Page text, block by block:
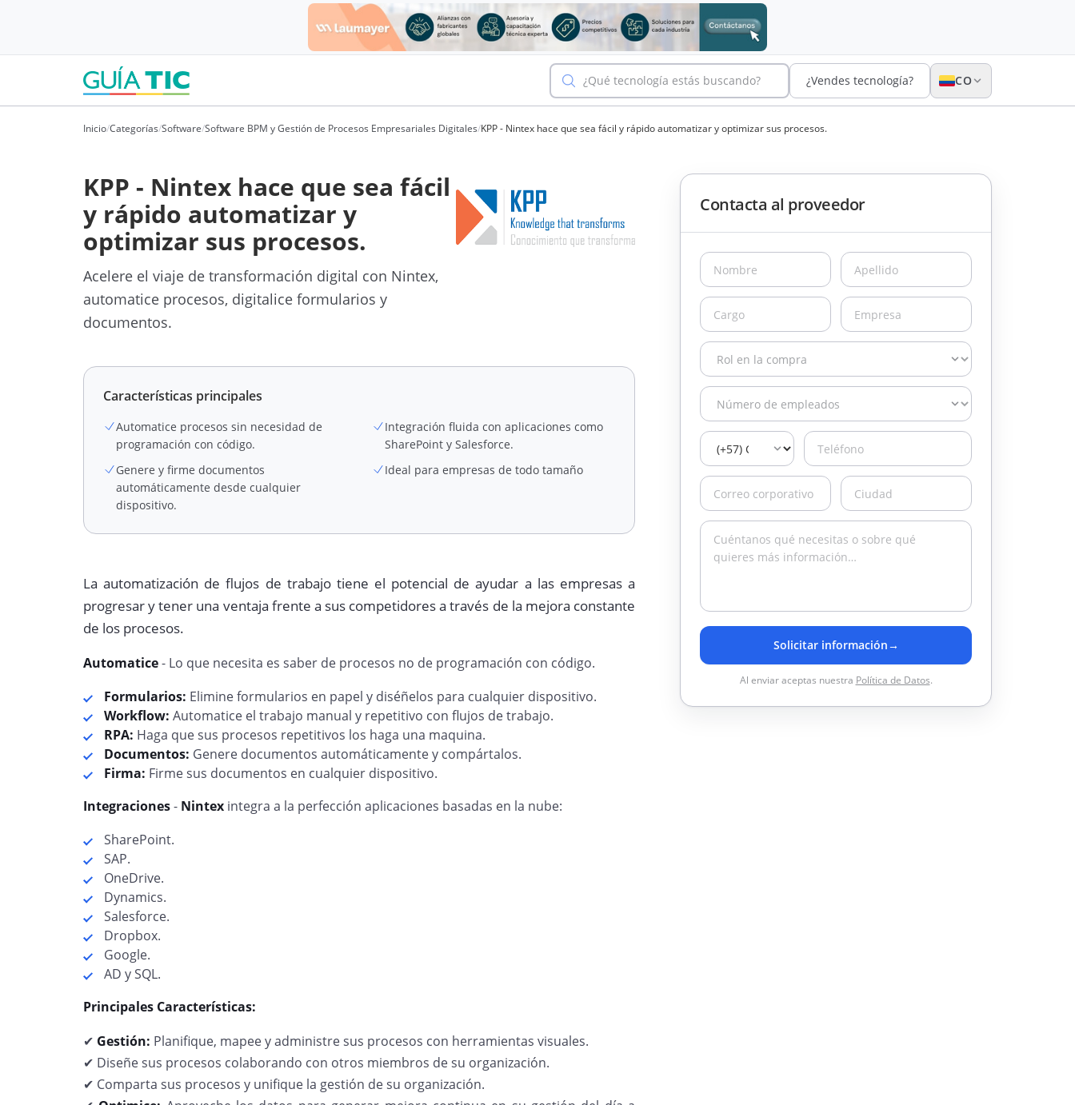
¿Qué tecnología estás buscando? ¿Vendes tecnología? CO
Inicio/Categorías/Software/Software BPM y Gestión de Procesos Empresariales Digitales/KPP - Nintex hace que sea fácil y rápido automatizar y optimizar sus procesos.
KPP - Nintex hace que sea fácil
y rápido automatizar y
optimizar sus procesos.
Acelere el viaje de transformación digital con Nintex,
automatice procesos, digitalice formularios y
documentos.
Características principales
Automatice procesos sin necesidad de
programación con código.
Integración fluida con aplicaciones como
SharePoint y Salesforce.
Genere y firme documentos
automáticamente desde cualquier
dispositivo.
Ideal para empresas de todo tamaño
La automatización de flujos de trabajo tiene el potencial de ayudar a las empresas a
progresar y tener una ventaja frente a sus competidores a través de la mejora constante
de los procesos.
Automatice- Lo que necesita es saber de procesos no de programación con código.
Formularios: Elimine formularios en papel y diséñelos para cualquier dispositivo.
Workflow: Automatice el trabajo manual y repetitivo con flujos de trabajo.
RPA: Haga que sus procesos repetitivos los haga una maquina.
Documentos: Genere documentos automáticamente y compártalos.
Firma: Firme sus documentos en cualquier dispositivo.
Integraciones- Nintex integra a la perfección aplicaciones basadas en la nube:
SharePoint.
SAP.
OneDrive.
Dynamics.
Salesforce.
Dropbox.
Google.
AD y SQL.
Principales Características:
✔ Gestión: Planifique, mapee y administre sus procesos con herramientas visuales.
✔ Diseñe sus procesos colaborando con otros miembros de su organización.
✔ Comparta sus procesos y unifique la gestión de su organización.
Contacta al proveedor
Solicitar información→
Al enviar aceptas nuestra Política de Datos.